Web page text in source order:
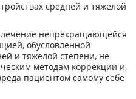
средней и тяжелой
лечение непрекращающейся
обусловленной
и тяжелой степени, не
методам коррекции и,
пациентом самому себе